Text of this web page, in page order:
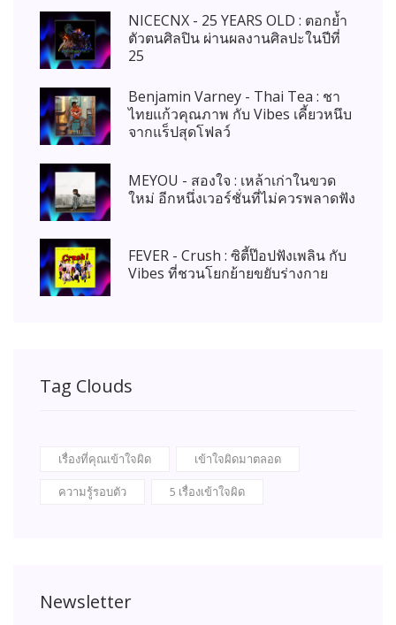
NICECNX - 25 YEARS OLD : ตอกย้ำ
ตัวตนศิลปิน ผ่านผลงานศิลปะในปีที่
25
Benjamin Varney - Thai Tea : ชา
ไทยแก้วคุณภาพ กับ Vibes เคี้ยวหนึบ
จากแร็ปสุดโฟลว์
MEYOU - สองใจ : เหล้าเก่าในขวด
ใหม่ อีกหนึ่งเวอร์ชั่นที่ไม่ควรพลาดฟัง
FEVER - Crush : ซิตี้ป๊อปฟังเพลิน กับ
Vibes ที่ชวนโยกย้ายขยับร่างกาย
Tag Clouds
เรื่องที่คุณเข้าใจผิด เข้าใจผิดมาตลอด
ความรู้รอบตัว 5 เรื่องเข้าใจผิด
Newsletter